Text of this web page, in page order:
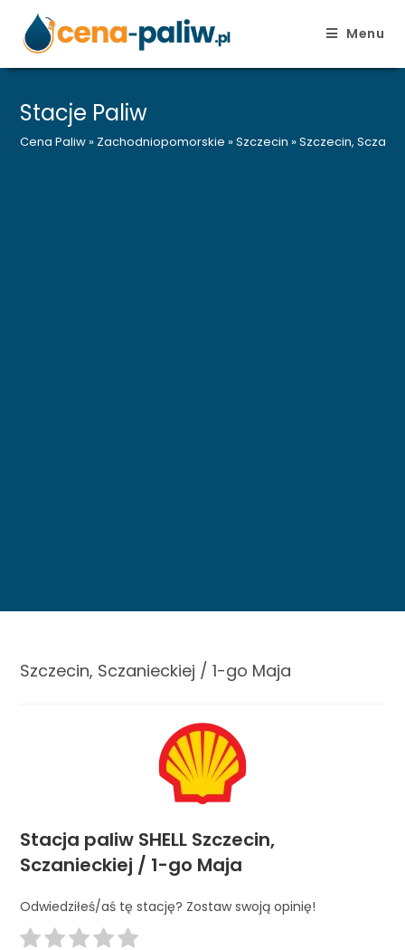
content
Menu
Stacje Paliw
Cena Paliw » Zachodniopomorskie »Szczecin »Szczecin,
Szczecin, Sczanieckiej / 1-go Maja
Stacja paliw SHELL Szczecin,
Sczanieckiej / 1-go Maja
Odwiedziłeś/aś tę stację? Zostaw swoją opinię!